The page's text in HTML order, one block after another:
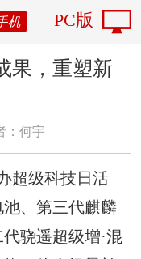
机 PC版
果，重塑新
：何宇
超级科技日活
、第三代麒麟
骁遥超级增·混